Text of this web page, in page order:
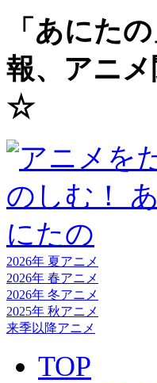
「あにた
報、アニ
☆
2026年 夏アニメ
2026年 春アニメ
2026年 冬アニメ
2025年 秋アニメ
来季以降アニメ
TOP